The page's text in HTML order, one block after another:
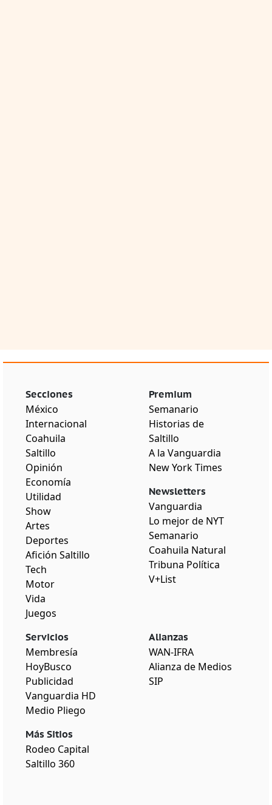
Secciones
México
Internacional
Coahuila
Saltillo
Opinión
Economía
Utilidad
Show
Artes
Deportes
Afición Saltillo
Tech
Motor
Vida
Juegos
Premium
Semanario
Historias de
Saltillo
A la Vanguardia
New York Times
Newsletters
Vanguardia
Lo mejor de NYT
Semanario
Coahuila Natural
Tribuna Política
V+List
Servicios
Membresía
HoyBusco
Publicidad
Vanguardia HD
Medio Pliego
Más Sitios
Rodeo Capital
Saltillo 360
Alianzas
WAN-IFRA
Alianza de Medios
SIP